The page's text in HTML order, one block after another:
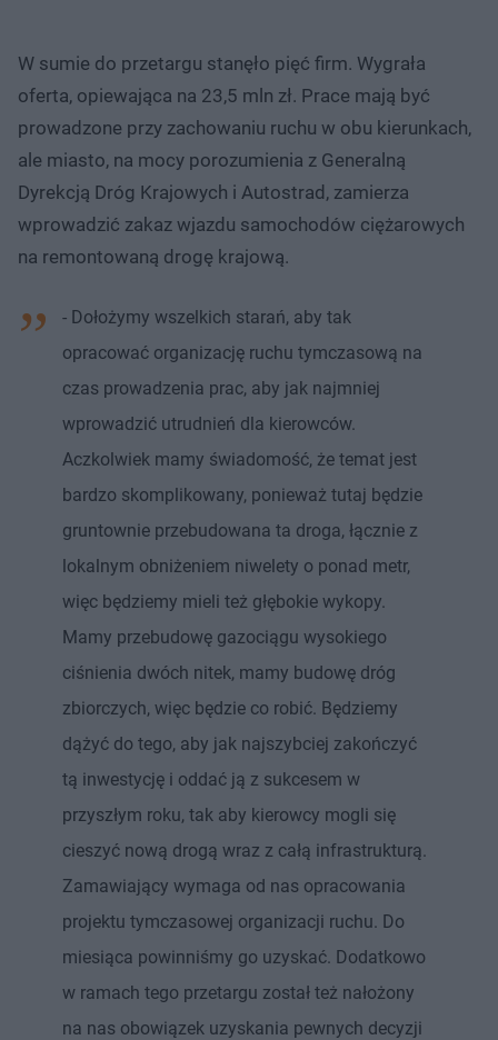
W sumie do przetargu stanęło pięć firm. Wygrała
oferta, opiewająca na 23,5 mln zł. Prace mają być
prowadzone przy zachowaniu ruchu w obu kierunkach,
ale miasto, na mocy porozumienia z Generalną
Dyrekcją Dróg Krajowych i Autostrad, zamierza
wprowadzić zakaz wjazdu samochodów ciężarowych
na remontowaną drogę krajową.
- Dołożymy wszelkich starań, aby tak
opracować organizację ruchu tymczasową na
czas prowadzenia prac, aby jak najmniej
wprowadzić utrudnień dla kierowców.
Aczkolwiek mamy świadomość, że temat jest
bardzo skomplikowany, ponieważ tutaj będzie
gruntownie przebudowana ta droga, łącznie z
lokalnym obniżeniem niwelety o ponad metr,
więc będziemy mieli też głębokie wykopy.
Mamy przebudowę gazociągu wysokiego
ciśnienia dwóch nitek, mamy budowę dróg
zbiorczych, więc będzie co robić. Będziemy
dążyć do tego, aby jak najszybciej zakończyć
tą inwestycję i oddać ją z sukcesem w
przyszłym roku, tak aby kierowcy mogli się
cieszyć nową drogą wraz z całą infrastrukturą.
Zamawiający wymaga od nas opracowania
projektu tymczasowej organizacji ruchu. Do
miesiąca powinniśmy go uzyskać. Dodatkowo
w ramach tego przetargu został też nałożony
na nas obowiązek uzyskania pewnych decyzji